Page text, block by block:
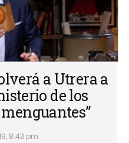
a Utrera a
de los
8:43 pm